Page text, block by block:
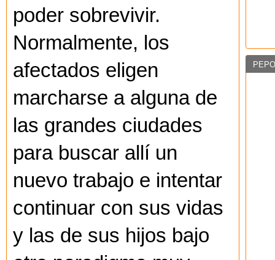
poder sobrevivir.
Normalmente, los
afectados eligen
marcharse a alguna de
las grandes ciudades
para buscar allí un
nuevo trabajo e intentar
continuar con sus vidas
y las de sus hijos bajo